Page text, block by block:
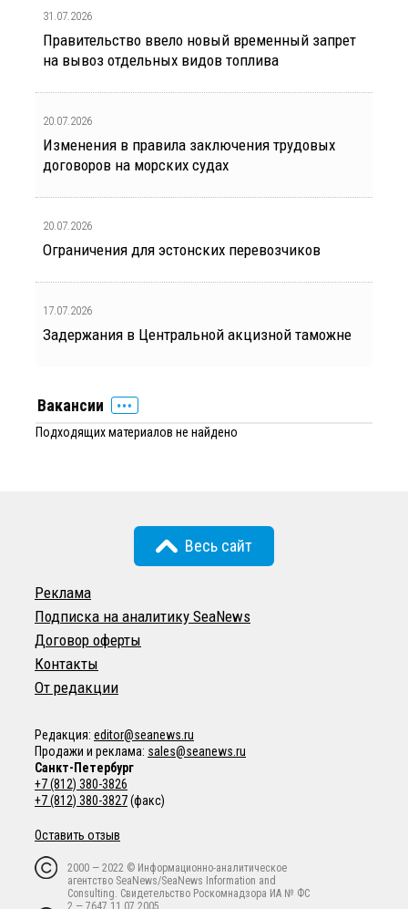
31.07.2026
Правительство ввело новый временный запрет
на вывоз отдельных видов топлива
20.07.2026
Изменения в правила заключения трудовых
договоров на морских судах
20.07.2026
Ограничения для эстонских перевозчиков
17.07.2026
Задержания в Центральной акцизной таможне
Вакансии
Подходящих материалов не найдено
Весь сайт
Реклама
Подписка на аналитику SeaNews
Договор оферты
Контакты
От редакции
Редакция: editor@seanews.ru
Продажи и реклама: sales@seanews.ru
Санкт-Петербург
+7 (812) 380-3826
+7 (812) 380-3827(факс)
Оставить отзыв
2000 — 2022 © Информационно-аналитическое
агентство SeaNews/SeaNews Information and
Consulting. Свидетельство Роскомнадзора ИА № ФС
2 — 7647 11.07.2005.